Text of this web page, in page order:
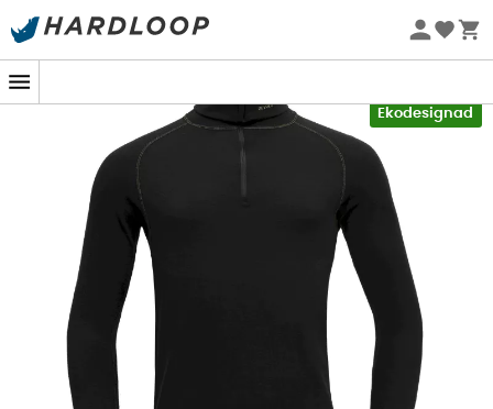
Sommarerbjudanden 🔥 -5 % EXTRA vid köp av 2 produkter*
Ekodesignad